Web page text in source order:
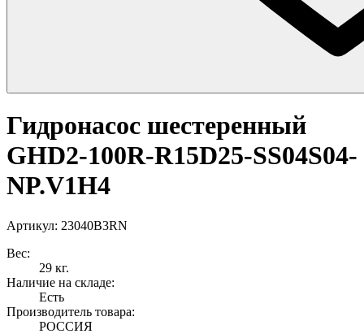
Гидронасос шестеренный
GHD2-100R-R15D25-SS04S04-
NP.V1H4
Артикул: 23040B3RN
Вес:
29 кг.
Наличие на складе:
Есть
Производитель товара:
РОССИЯ